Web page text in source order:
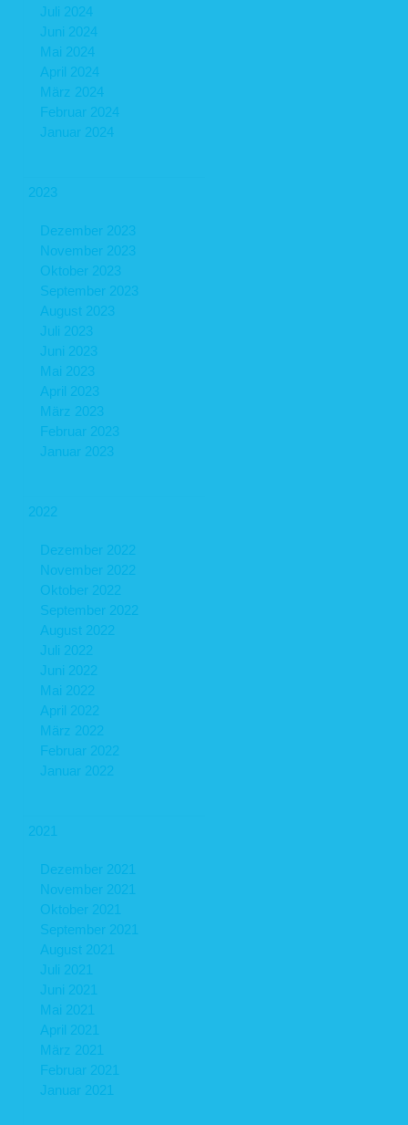
Juli 2024
Juni 2024
Mai 2024
April 2024
März 2024
Februar 2024
Januar 2024
2023
Dezember 2023
November 2023
Oktober 2023
September 2023
August 2023
Juli 2023
Juni 2023
Mai 2023
April 2023
März 2023
Februar 2023
Januar 2023
2022
Dezember 2022
November 2022
Oktober 2022
September 2022
August 2022
Juli 2022
Juni 2022
Mai 2022
April 2022
März 2022
Februar 2022
Januar 2022
2021
Dezember 2021
November 2021
Oktober 2021
September 2021
August 2021
Juli 2021
Juni 2021
Mai 2021
April 2021
März 2021
Februar 2021
Januar 2021